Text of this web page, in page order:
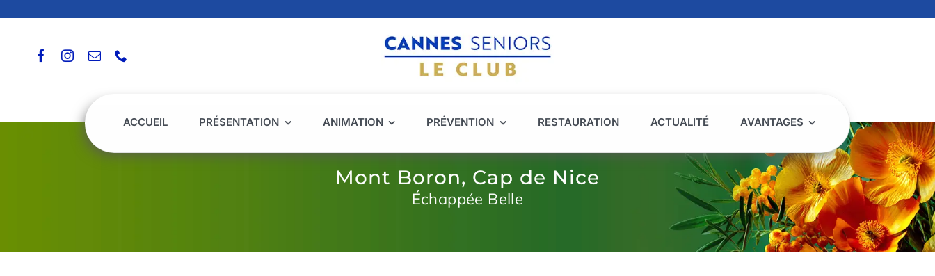
au
ACCUEIL PRÉSENTATION ANIMATION PRÉVENTION RESTAURATION ACTUALITÉ AVANTAGES
Mont Boron, Cap de Nice
Échappée Belle